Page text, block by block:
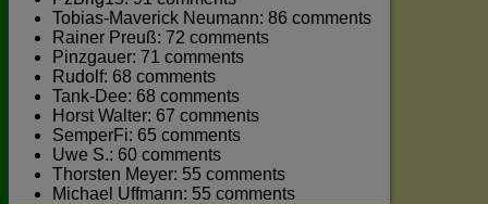
Tobias-Maverick Neumann: 86 comments
Rainer Preuß: 72 comments
Pinzgauer: 71 comments
Rudolf: 68 comments
Tank-Dee: 68 comments
Horst Walter: 67 comments
SemperFi: 65 comments
Uwe S.: 60 comments
Thorsten Meyer: 55 comments
Michael Uffmann: 55 comments